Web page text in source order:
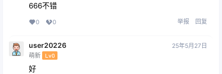
666不错
0 0 举报 回复
user20226
萌新 Lv0
25年5月27日
好